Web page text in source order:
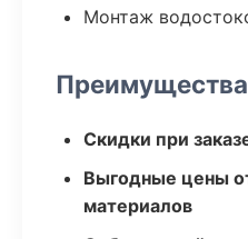
Монтаж
Скидки при
Выгодные цены
материалов